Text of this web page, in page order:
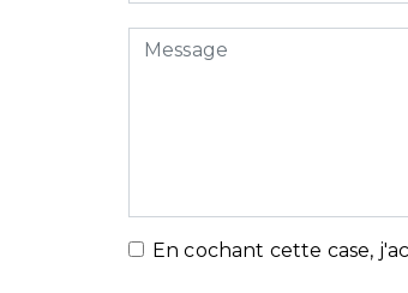
En cochant cette case,